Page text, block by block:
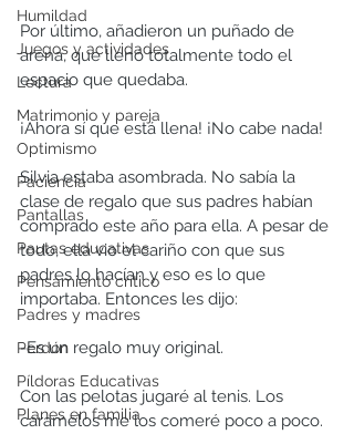
Humildad
Juegos y actividades
Lectura
Matrimonio y pareja
Optimismo
Paciencia
Pantallas
Pautas educativas
Pensamiento crítico
Padres y madres
Perdón
Píldoras Educativas
Planes en familia
Por último, añadieron un puñado de
arena, que llenó totalmente todo el
espacio que quedaba.
¡Ahora sí que está llena! ¡No cabe nada!
Silvia estaba asombrada. No sabía la
clase de regalo que sus padres habían
comprado este año para ella. A pesar de
todo, ella vio el cariño con que sus
padres lo hacían y eso es lo que
importaba. Entonces les dijo:
-Es un regalo muy original.
Con las pelotas jugaré al tenis. Los
caramelos me los comeré poco a poco.